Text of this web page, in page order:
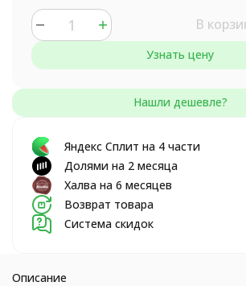
В
Узнать цену
Яндекс Сплит на 4 части
Долями на 2 месяца
Халва на 6 месяцев
Возврат товара
Система скидок
Описание